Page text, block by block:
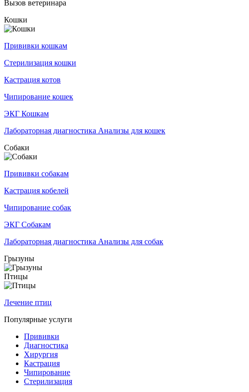
Вызов ветеринара
Кошки
Прививки кошкам
Стерилизация кошки
Кастрация котов
Чипирование кошек
ЭКГ Кошкам
Лабораторная диагностика Анализы для кошек
Собаки
Прививки собакам
Кастрация кобелей
Чипирование собак
ЭКГ Собакам
Лабораторная диагностика Анализы для собак
Грызуны
Птицы
Лечение птиц
Популярные услуги
Прививки
Диагностика
Хирургия
Кастрация
Чипирование
Стерилизация